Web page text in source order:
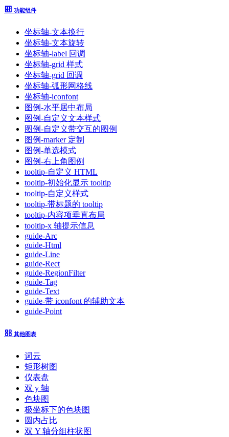
功能组件
坐标轴-文本换行
坐标轴-文本旋转
坐标轴-label 回调
坐标轴-grid 样式
坐标轴-grid 回调
坐标轴-弧形网格线
坐标轴-iconfont
图例-水平居中布局
图例-自定义文本样式
图例-自定义带交互的图例
图例-marker 定制
图例-单选模式
图例-右上角图例
tooltip-自定义 HTML
tooltip-初始化显示 tooltip
tooltip-自定义样式
tooltip-带标题的 tooltip
tooltip-内容项垂直布局
tooltip-x 轴提示信息
guide-Arc
guide-Html
guide-Line
guide-Rect
guide-RegionFilter
guide-Tag
guide-Text
guide-带 iconfont 的辅助文本
guide-Point
其他图表
词云
矩形树图
仪表盘
双 y 轴
色块图
极坐标下的色块图
圆内占比
双 Y 轴分组柱状图